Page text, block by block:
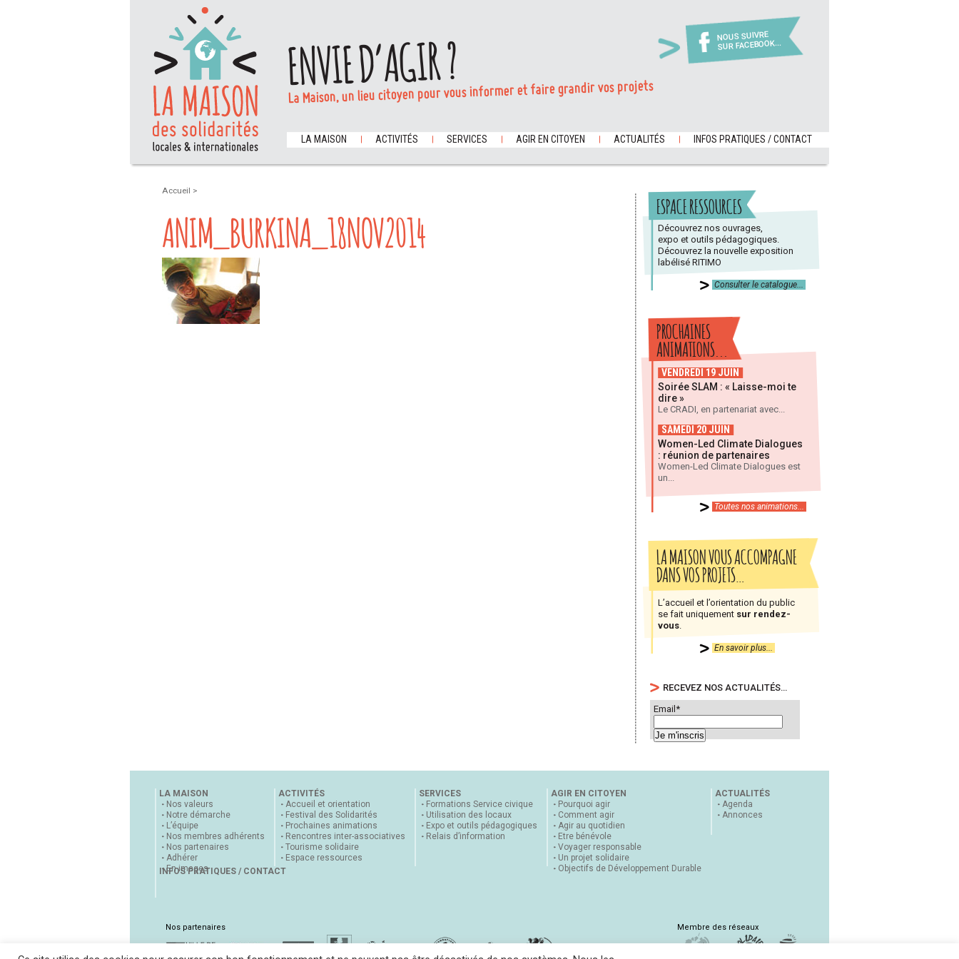
NOUS SUIVRE
SUR FACEBOOK...
ENVIE D’AGIR ?
La Maison, un lieu citoyen pour vous informer et faire grandir vos projets
LA MAISON ACTIVITÉS SERVICES AGIR EN CITOYEN ACTUALITÉS INFOS PRATIQUES / CONTACT
Accueil >
ANIM_BURKINA_18NOV2014
ESPACE RESSOURCES
Découvrez nos ouvrages,
expo et outils pédagogiques.
Découvrez la nouvelle exposition
labélisé RITIMO
Consulter le catalogue...
PROCHAINES
ANIMATIONS...
VENDREDI 19 JUIN
Soirée SLAM : « Laisse-moi te
dire »
Le CRADI, en partenariat avec...
SAMEDI 20 JUIN
Women-Led Climate Dialogues
: réunion de partenaires
Women-Led Climate Dialogues est
un...
Toutes nos animations...
LA MAISON VOUS ACCOMPAGNE
DANS VOS PROJETS…
L’accueil et l’orientation du public
se fait uniquement sur rendez-
vous
En savoir plus...
RECEVEZ NOS ACTUALITÉS…
Email*
LA MAISON
Nos valeurs
Notre démarche
L’équipe
Nos membres adhérents
Nos partenaires
Adhérer
En images
ACTIVITÉS
Accueil et orientation
Festival des Solidarités
Prochaines animations
Rencontres inter-associatives
Tourisme solidaire
Espace ressources
SERVICES
Formations Service civique
Utilisation des locaux
Expo et outils pédagogiques
Relais d’information
AGIR EN CITOYEN
Pourquoi agir
Comment agir
Agir au quotidien
Etre bénévole
Voyager responsable
Un projet solidaire
Objectifs de Développement Durable
ACTUALITÉS
Agenda
Annonces
INFOS PRATIQUES / CONTACT
Nos partenaires Membre des réseaux